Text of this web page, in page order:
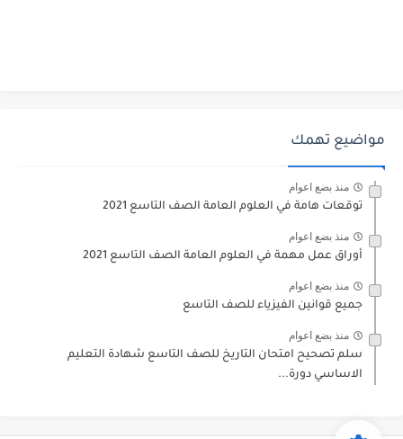
مواضيع تهمك
منذ بضع اعوام
توقعات هامة في العلوم العامة الصف التاسع 2021
منذ بضع اعوام
أوراق عمل مهمة في العلوم العامة الصف التاسع 2021
منذ بضع اعوام
جميع قوانين الفيزياء للصف التاسع
منذ بضع اعوام
سلم تصحيح امتحان التاريخ للصف التاسع شهادة التعليم
الاساسي دورة...